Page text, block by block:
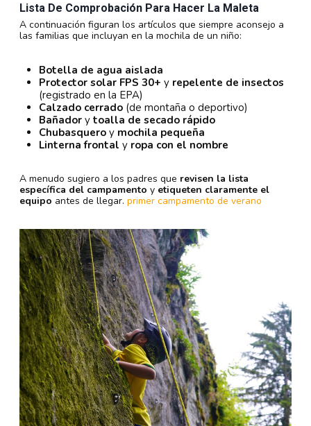
Lista De Comprobación Para Hacer La Maleta
A continuación figuran los artículos que siempre aconsejo a
las familias que incluyan en la mochila de un niño:
Botella de agua aislada
Protector solar FPS 30+ y repelente de insectos
(registrado en la EPA)
Calzado cerrado (de montaña o deportivo)
Bañador y toalla de secado rápido
Chubasquero y mochila pequeña
Linterna frontal y ropa con el nombre
A menudo sugiero a los padres que revisen la lista
específica del campamento y etiqueten claramente el
equipo antes de llegar. primer campamento de verano